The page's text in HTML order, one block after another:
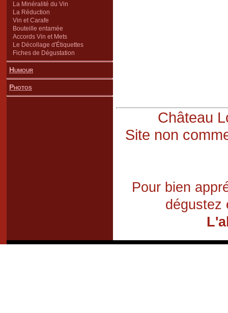
La Minéralité du Vin
La Réduction
Vin et Carafe
Bouteille entamée
Accords Vin et Mets
Le Décollage d'Étiquettes
Fiches de Dégustation
Humour
Photos
Château
Site non
Pour bien
dégustez